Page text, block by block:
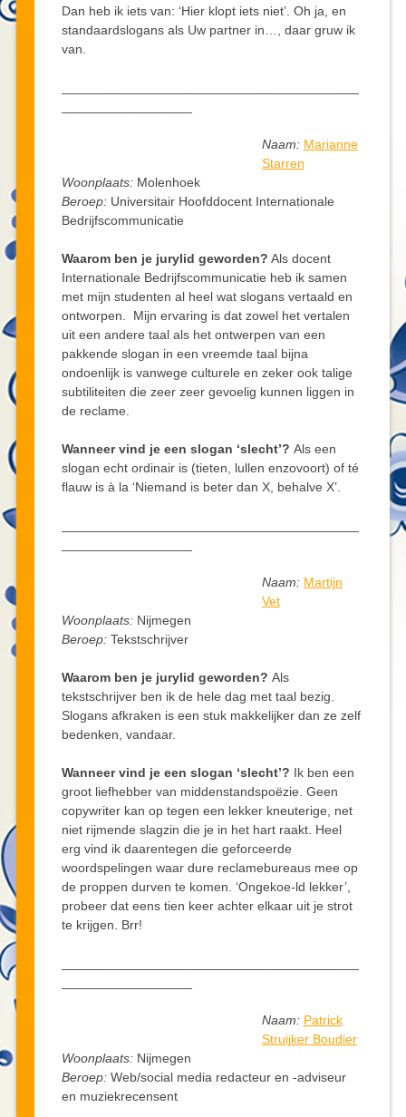
Dan heb ik iets van: ‘Hier klopt iets niet’. Oh ja, en
standaardslogans als Uw partner in…, daar gruw ik
van.
Naam: Marianne
Starren
Woonplaats: Molenhoek
Beroep: Universitair Hoofddocent Internationale
Bedrijfscommunicatie
Waarom ben je jurylid geworden? Als docent
Internationale Bedrijfscommunicatie heb ik samen
met mijn studenten al heel wat slogans vertaald en
ontworpen. Mijn ervaring is dat zowel het vertalen
uit een andere taal als het ontwerpen van een
pakkende slogan in een vreemde taal bijna
ondoenlijk is vanwege culturele en zeker ook talige
subtiliteiten die zeer zeer gevoelig kunnen liggen in
de reclame.
Wanneer vind je een slogan ‘slecht’? Als een
slogan echt ordinair is (tieten, lullen enzovoort) of té
flauw is à la ‘Niemand is beter dan X, behalve X’.
Naam: Martijn
Vet
Woonplaats: Nijmegen
Beroep: Tekstschrijver
Waarom ben je jurylid geworden? Als
tekstschrijver ben ik de hele dag met taal bezig.
Slogans afkraken is een stuk makkelijker dan ze zelf
bedenken, vandaar.
Wanneer vind je een slogan ‘slecht’? Ik ben een
groot liefhebber van middenstandspoëzie. Geen
copywriter kan op tegen een lekker kneuterige, net
niet rijmende slagzin die je in het hart raakt. Heel
erg vind ik daarentegen die geforceerde
woordspelingen waar dure reclamebureaus mee op
de proppen durven te komen. ‘Ongekoe-ld lekker’,
probeer dat eens tien keer achter elkaar uit je strot
te krijgen. Brr!
Naam: Patrick
Struijker Boudier
Woonplaats: Nijmegen
Beroep: Web/social media redacteur en -adviseur
en muziekrecensent